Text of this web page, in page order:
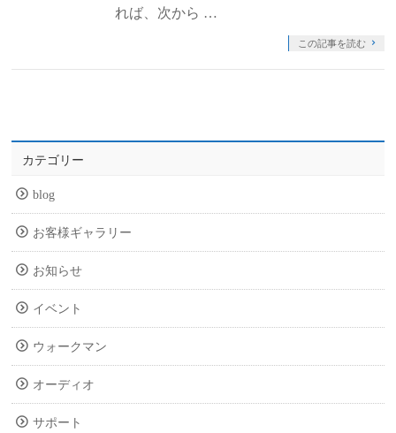
れば、次から …
この記事を読む
カテゴリー
blog
お客様ギャラリー
お知らせ
イベント
ウォークマン
オーディオ
サポート